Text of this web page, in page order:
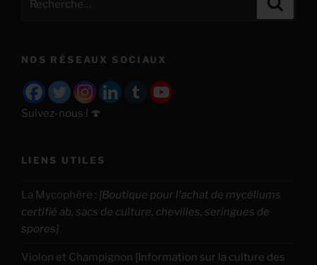
NOS RÉSEAUX SOCIAUX
Suivez-nous ! 🍄
LIENS UTILES
La Mycophère : [Boutique pour l'achat de mycéliums
certifié ab, sacs de culture, chevilles, seringues de
spores]
Violon et Champignon [Information sur la culture des